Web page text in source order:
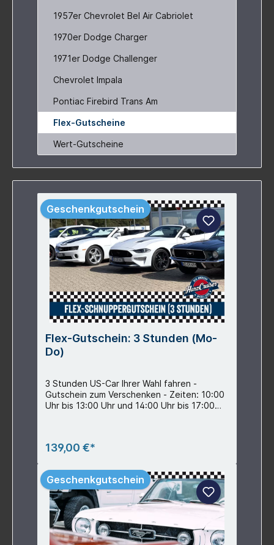
1957er Chevrolet Bel Air Cabriolet
1970er Dodge Charger
1971er Dodge Challenger
Chevrolet Impala
Pontiac Firebird Trans Am
Flex-Gutscheine
Wert-Gutscheine
Geschenkgutschein
Flex-Gutschein: 3 Stunden (Mo-
Do)
3 Stunden US-Car Ihrer Wahl fahren -
Gutschein zum Verschenken - Zeiten: 10:00
Uhr bis 13:00 Uhr und 14:00 Uhr bis 17:00
bis DonnerstagLeistungsbeschreibung:-
fahren- inkl. Voll- und Teilkasko-Versicherung
mit 2.500 € Selbstbeteiligung im
Schadenfall (Senkung auf 500 € möglich,
siehe Zubehör)- inkl. 70 Freikilometer
(Oldtimer ) bzw. 80 Freikilometer (neue
Fahrzeuge) (pro Mehrkilometer 0,90 €)- inkl.
Autowäsche nach Fahrzeugrückgabe- inkl.
139,00 €*
Geschenkgutschein